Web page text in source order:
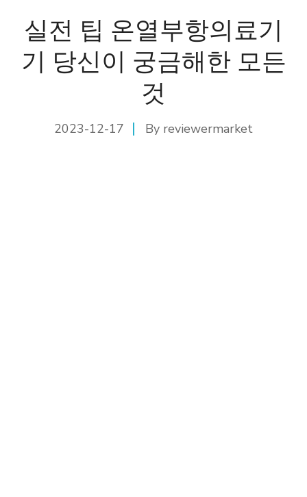
실전 팁 온열부항의료기
기 당신이 궁금해한 모든
것
2023-12-17 By reviewermarket